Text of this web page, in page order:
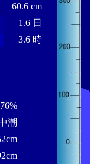
60.6 cm
1.6 日
3.6 時
76%
潮